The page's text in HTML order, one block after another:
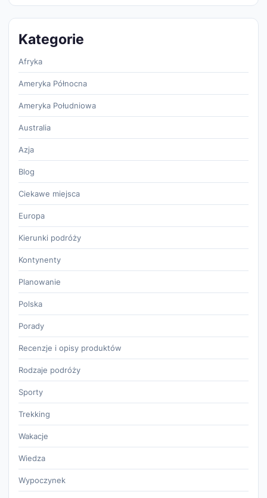
Kategorie
Afryka
Ameryka Północna
Ameryka Południowa
Australia
Azja
Blog
Ciekawe miejsca
Europa
Kierunki podróży
Kontynenty
Planowanie
Polska
Porady
Recenzje i opisy produktów
Rodzaje podróży
Sporty
Trekking
Wakacje
Wiedza
Wypoczynek